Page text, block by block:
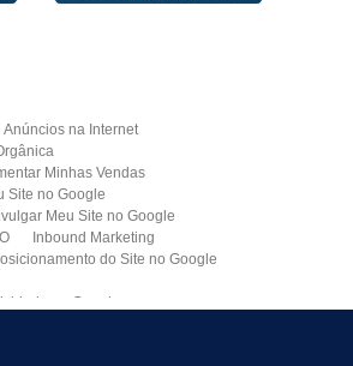
Anúncios na Internet
Minhas Vendas
Site no Google
Meu Site no Google
Inbound Marketing
do Site no Google
no Google